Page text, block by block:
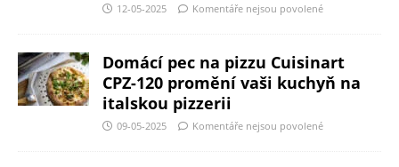
12-05-2025 Komentáře nejsou povolené
Domácí pec na pizzu Cuisinart
CPZ-120 promění vaši kuchyň na
italskou pizzerii
09-05-2025 Komentáře nejsou povolené